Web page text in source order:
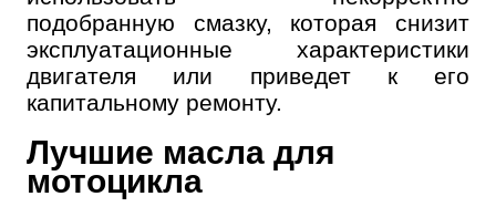
подобранную смазку, которая снизит
эксплуатационные характеристики
двигателя или приведет к его
капитальному ремонту.
Лучшие масла для
мотоцикла